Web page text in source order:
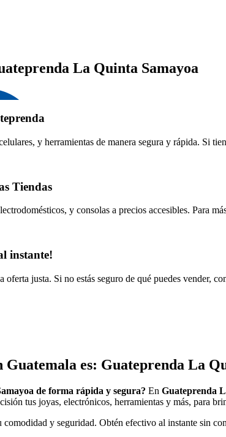
La Quinta Samayoa
y herramientas de manera segura y rápida. Si
Tiendas
y consolas a precios accesibles. Para
instante!
justa. Si no estás seguro de qué puedes vender,
es: Guateprenda La
de forma rápida y segura? En Guateprenda
tus joyas, electrónicos, herramientas y más, para
y seguridad. Obtén efectivo al instante sin